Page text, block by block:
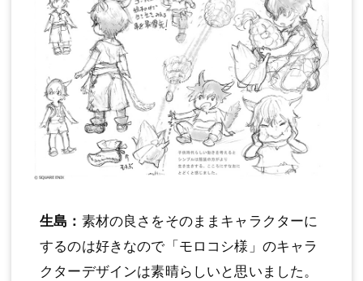
生島： 素材の良さをそのままキャラクターに
するのは好きなので「モロコシ様」のキャラ
クターデザインは素晴らしいと思いました。